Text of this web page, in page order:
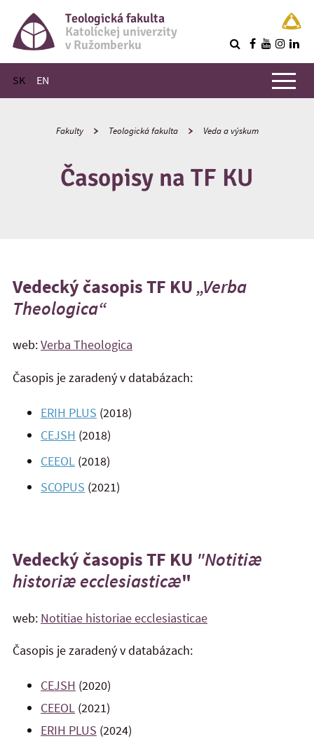
Teologická fakulta
Katolíckej univerzity
v Ružomberku
SK EN
Hlavné menu
Fakulty Teologická fakulta Veda a výskum
Časopisy na TF KU
Vedecký časopis TF KU „Verba
Theologica“
web:Verba Theologica
Časopis je zaradený v databázach:
ERIH PLUS (2018)
CEJSH (2018)
CEEOL (2018)
SCOPUS (2021)
Vedecký časopis TF KU "Notitiæ
historiæ ecclesiasticæ"
web: Notitiae historiae ecclesiasticae
Časopis je zaradený v databázach:
CEJSH (2020)
CEEOL (2021)
ERIH PLUS (2024)